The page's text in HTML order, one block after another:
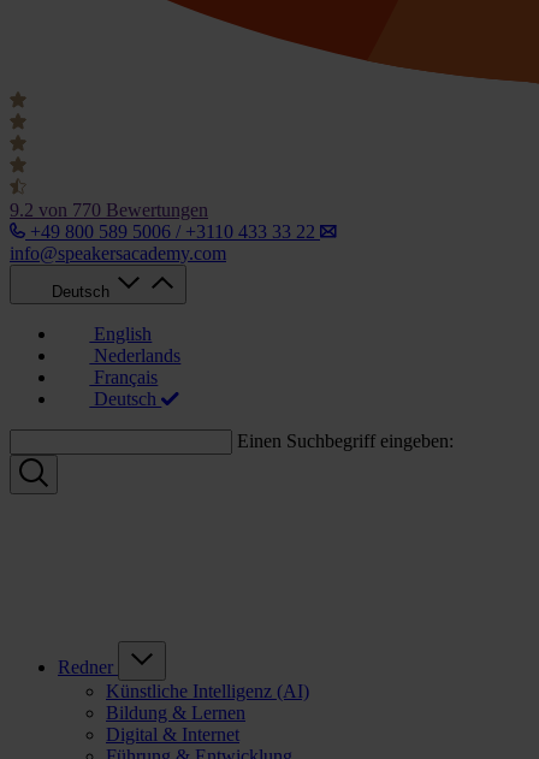
9.2 von 770 Bewertungen
+49 800 589 5006 / +3110 433 33 22
info@speakersacademy.com
Deutsch
English
Nederlands
Français
Deutsch
Einen Suchbegriff eingeben:
Redner
Künstliche Intelligenz (AI)
Bildung & Lernen
Digital & Internet